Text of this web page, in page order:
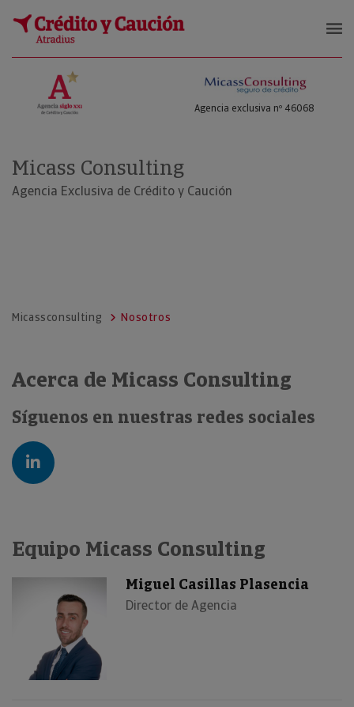
Micass Consulting
Agencia exclusiva nº 46068
Micass Consulting
Agencia Exclusiva de Crédito y Caución
Micassconsulting Nosotros
Acerca de Micass Consulting
Síguenos en nuestras redes sociales
Equipo Micass Consulting
Miguel Casillas Plasencia
Director de Agencia